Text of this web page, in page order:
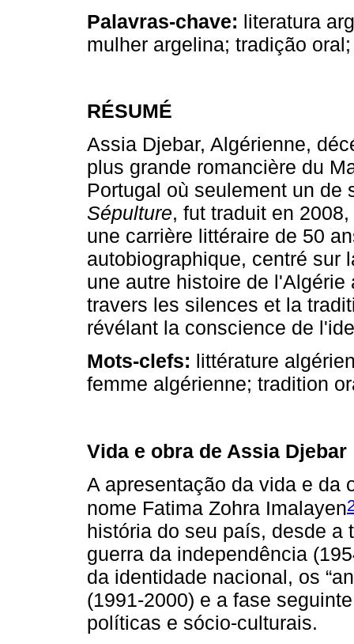
Palavras­‑chave: literatura
mulher arge­lina; tradição
RÉSUMÉ
Assia Djebar, Algérienne,
plus grande romancière du
Portugal où seulement un de
Sépulture, fut traduit en
une carrière littéraire de 50
autobiographique, centré sur
une autre histoire de
travers les silences et la
révélant la conscience de
Mots­‑clefs: littérature
femme al­gérienne; tradition
Vida e obra de Assia Djebar
A apresentação da vida e da
nome Fatima Zohra Imalayen
história do seu país, desde a
guerra da inde­pendência
da identidade nacional, os
(1991­‑2000) e a fase
políticas e sócio­‑culturais.